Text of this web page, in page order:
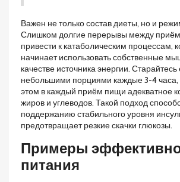
Важен не только состав диеты, но и
Слишком долгие перерывы между
привести к катаболическим процессам,
начинает использовать собственные
качестве источника энергии. Старайтесь
небольшими порциями каждые 3-4 часа,
этом в каждый приём пищи адекватное
жиров и углеводов. Такой подход
поддержанию стабильного уровня
предотвращает резкие скачки глюкозы.
Примеры
питания